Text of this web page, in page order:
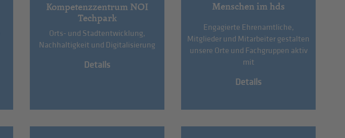
Kompetenzzentrum NOI
Techpark
Orts- und Stadtentwicklung,
Nachhaltigkeit und Digitalisierung
Details
Menschen im hds
Engagierte Ehrenamtliche,
Mitglieder und Mitarbeiter gestalten
unsere Orte und Fachgruppen aktiv
mit
Details